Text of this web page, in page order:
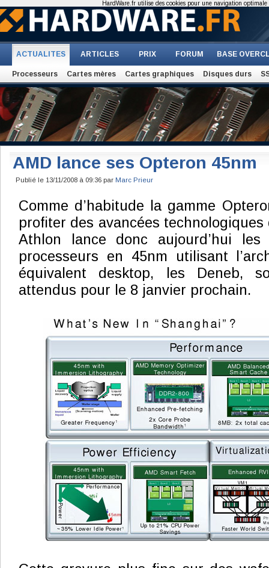
ACTUALITES ARTICLES PRIX FORUM BASE
Processeurs Cartes mères Cartes graphiques Disques durs
AMD lance ses Opteron 45nm
Publié le 13/11/2008 à 09:36 par Marc Prieur
Comme d’habitude la gamme
profiter des avancées technologiques
Athlon lance donc aujourd’hui les
processeurs en 45nm utilisant
équivalent desktop, les Deneb,
attendus pour le 8 janvier prochain.
HardWare.fr utilise des cookies pour une navigation